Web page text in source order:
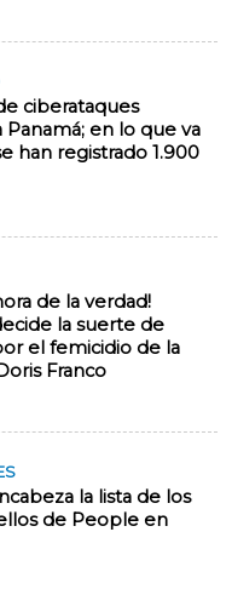
ciberataques
Panamá; en lo que va
han registrado 1.900
de la verdad!
la suerte de
el femicidio de la
Franco
la lista de los
de People en